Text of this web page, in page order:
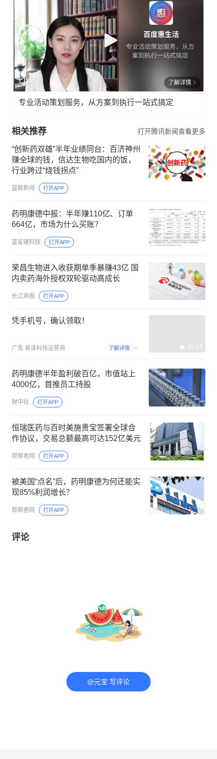
了解详情
专业活动策划服务，从方案到执行一站式搞定
相关推荐 打开腾讯新闻查看更多
“创新药双雄”半年业绩同台：百济神州
赚全球的钱，信达生物吃国内的饭，
行业跨过“烧钱拐点”
蓝鲸新闻 打开APP
药明康德中报：半年赚110亿、订单
664亿，市场为什么买账？
蓝鲨硬科技 打开APP
荣昌生物进入收获期单季暴赚43亿 国
内卖药海外授权双轮驱动高成长
长江商报 打开APP
凭手机号，确认领取！
广告 易泽科技运营商 了解详情 00:15
药明康德半年盈利破百亿，市值站上
4000亿，首推员工持股
财中社 打开APP
恒瑞医药与百时美施贵宝签署全球合
作协议，交易总额最高可达152亿美元
观察者网 打开APP
被美国“点名”后，药明康德为何还能实
现85%利润增长？
观察者网 打开APP
评论
@元宝 写评论